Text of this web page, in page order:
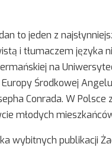
to jeden z
i tłumaczem języka
na
Środkowej
Conrada. W
młodych
wybitnych publikacji